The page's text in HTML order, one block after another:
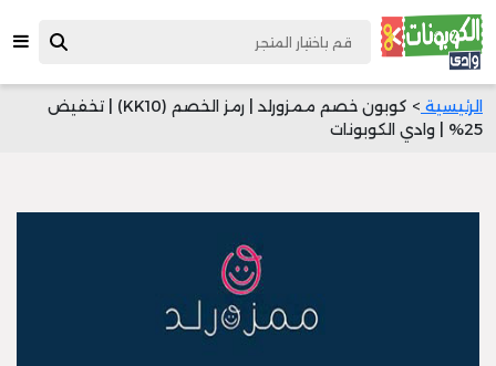
الرئيسية
> كوبون خصم ممزورلد | رمز الخصم (KK10) | تخفيض
25% | وادي الكوبونات